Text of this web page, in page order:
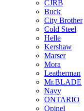
CJRB
Buck
City Brother
Cold Steel
Helle
Kershaw
Marser
Mora
Leatherman
Mr.BLADE
Navy
ONTARIO
Opinel